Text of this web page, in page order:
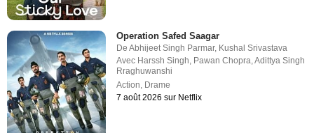
Operation Safed Saagar
DeAbhijeet Singh Parmar, Kushal Srivastava
Avec Harssh Singh, Pawan Chopra,Adittya Singh
Rraghuwanshi
Action, Drame
7 août 2026 sur Netflix